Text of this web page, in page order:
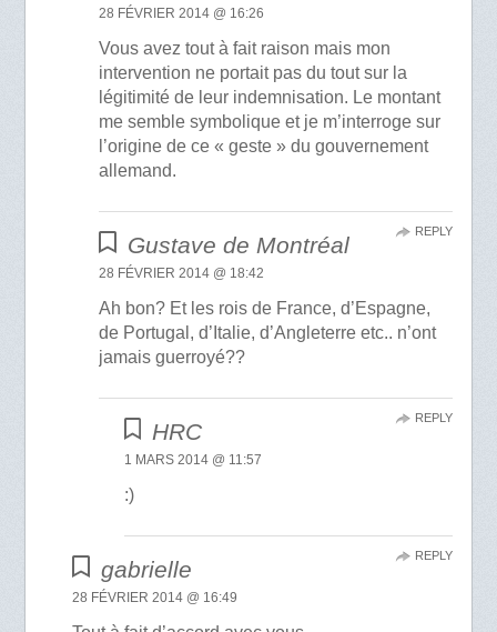
28 FÉVRIER 2014 @ 16:26
Vous avez tout à fait raison mais mon
intervention ne portait pas du tout sur la
légitimité de leur indemnisation. Le montant
me semble symbolique et je m’interroge sur
l’origine de ce « geste » du gouvernement
allemand.
Gustave de Montréal
28 FÉVRIER 2014 @ 18:42
Ah bon? Et les rois de France, d’Espagne,
de Portugal, d’Italie, d’Angleterre etc.. n’ont
jamais guerroyé??
REPLY
HRC
1 MARS 2014 @ 11:57
:)
REPLY
gabrielle
28 FÉVRIER 2014 @ 16:49
REPLY